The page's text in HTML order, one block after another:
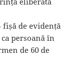
fișă de evidență
persoană în
de 60 de